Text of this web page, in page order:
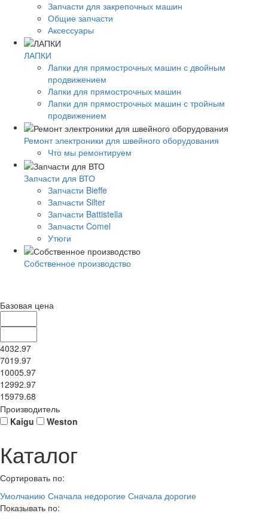
Запчасти для закрепочных машин
Общие запчасти
Аксессуары
ЛАПКИ
Лапки для прямострочных машин с двойным
продвижением
Лапки для прямострочных машин
Лапки для прямострочных машин с тройным
продвижением
Ремонт электроники для швейного оборудования
Что мы ремонтируем
Запчасти для ВТО
Запчасти Bieffe
Запчасти Silter
Запчасти Battistella
Запчасти Comel
Утюги
Собственное производство
Базовая цена
4032.97
7019.97
10005.97
12992.97
15979.68
Производитель
Kaigu
Weston
Каталог
Сортировать по:
Умолчанию Сначала недорогие Сначала дорогие
Показывать по: